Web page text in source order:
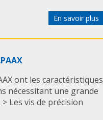
En savoir plus
ont les caractéristiques
nécessitant une grande
Les vis de précision